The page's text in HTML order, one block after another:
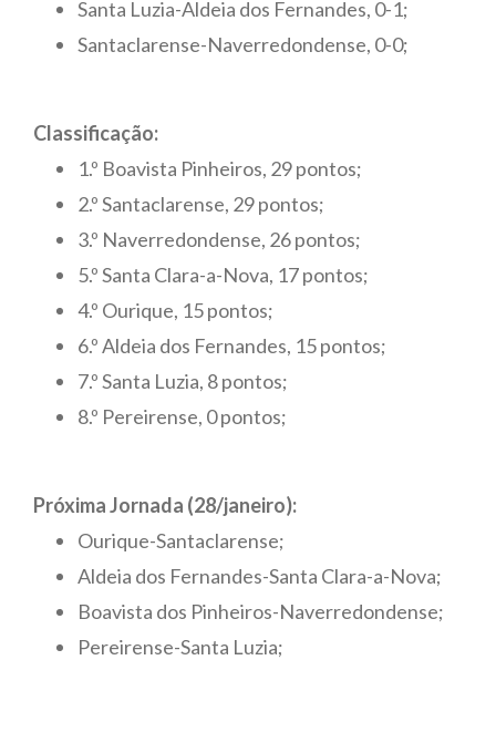
Santa Luzia-Aldeia dos Fernandes, 0-1;
Santaclarense-Naverredondense, 0-0;
Classificação:
1.º Boavista Pinheiros, 29 pontos;
2.º Santaclarense, 29 pontos;
3.º Naverredondense, 26 pontos;
5.º Santa Clara-a-Nova, 17 pontos;
4.º Ourique, 15 pontos;
6.º Aldeia dos Fernandes, 15 pontos;
7.º Santa Luzia, 8 pontos;
8.º Pereirense, 0 pontos;
Próxima Jornada (28/janeiro):
Ourique-Santaclarense;
Aldeia dos Fernandes-Santa Clara-a-Nova;
Boavista dos Pinheiros-Naverredondense;
Pereirense-Santa Luzia;